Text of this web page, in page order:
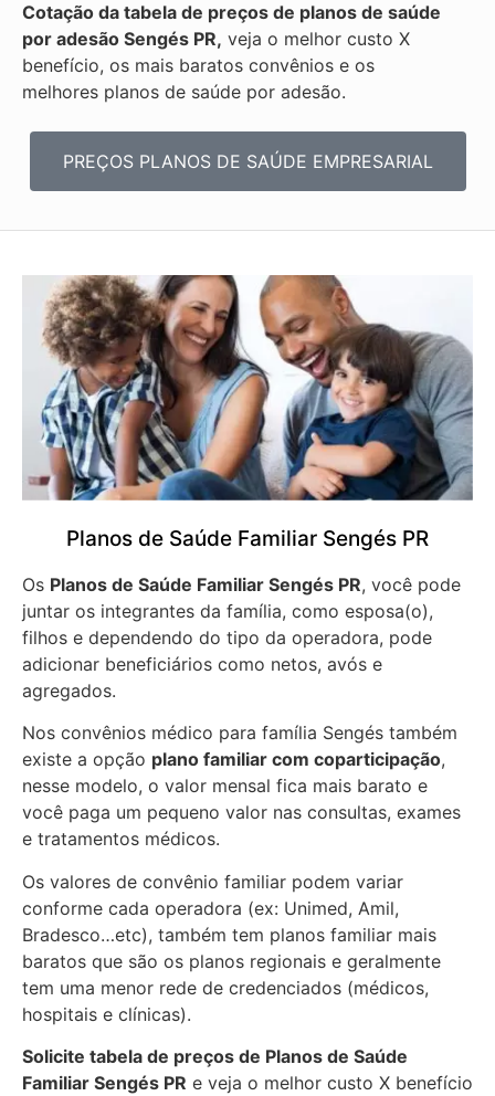
Cotação da tabela de preços de planos de saúde
por adesão Sengés PR, veja o melhor custo X
benefício, os mais baratos convênios e os
melhores planos de saúde por adesão.
PREÇOS PLANOS DE SAÚDE EMPRESARIAL
Planos de Saúde Familiar Sengés PR
Os Planos de Saúde Familiar Sengés PR, você pode
juntar os integrantes da família, como esposa(o),
filhos e dependendo do tipo da operadora, pode
adicionar beneficiários como netos, avós e
agregados.
Nos convênios médico para família Sengés também
existe a opção plano familiar com coparticipação,
nesse modelo, o valor mensal fica mais barato e
você paga um pequeno valor nas consultas, exames
e tratamentos médicos.
Os valores de convênio familiar podem variar
conforme cada operadora (ex: Unimed, Amil,
Bradesco…etc), também tem planos familiar mais
baratos que são os planos regionais e geralmente
tem uma menor rede de credenciados (médicos,
hospitais e clínicas).
Solicite tabela de preços de Planos de Saúde
Familiar Sengés PR e veja o melhor custo X benefício